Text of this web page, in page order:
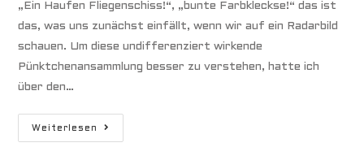
„Ein Haufen Fliegenschiss!“, „bunte Farbkleckse!“ das ist
das, was uns zunächst einfällt, wenn wir auf ein Radarbild
schauen. Um diese undifferenziert wirkende
Pünktchenansammlung besser zu verstehen, hatte ich
über den…
Weiterlesen
#